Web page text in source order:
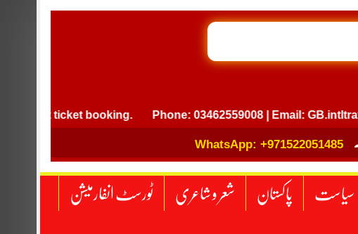
ticket booking. Phone: 03462559008 | Email:
WhatsApp: +971522051485
سیاست پاکستان شعر و شاعری ٹورسٹ انفارمیشن